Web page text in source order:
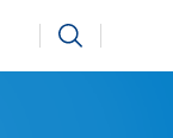
Suchen